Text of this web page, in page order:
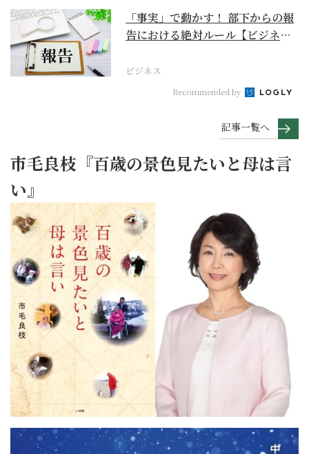
「事実」で動かす！ 部下からの報
告における絶対ルール【ビジネス
ビジネス
Recommended by
記事一覧へ
市毛良枝『百歳の景色見たいと母は言
い』